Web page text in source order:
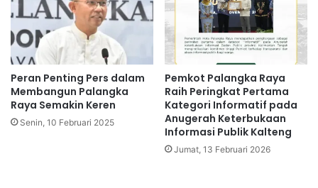
Peran Penting Pers dalam
Membangun Palangka
Raya Semakin Keren
Senin, 10 Februari 2025
Pemkot Palangka Raya
Raih Peringkat Pertama
Kategori Informatif pada
Anugerah Keterbukaan
Informasi Publik Kalteng
Jumat, 13 Februari 2026